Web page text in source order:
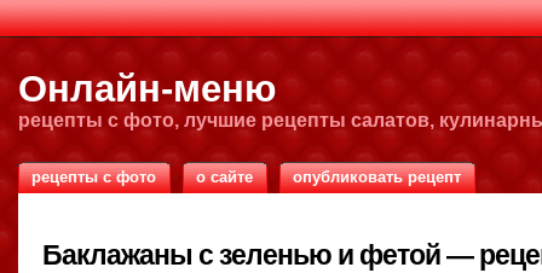
Онлайн-меню
рецепты с фото, лучшие рецепты салатов,
рецепты с фото о сайте опубликовать рецепт
Баклажаны с зеленью и фетой —